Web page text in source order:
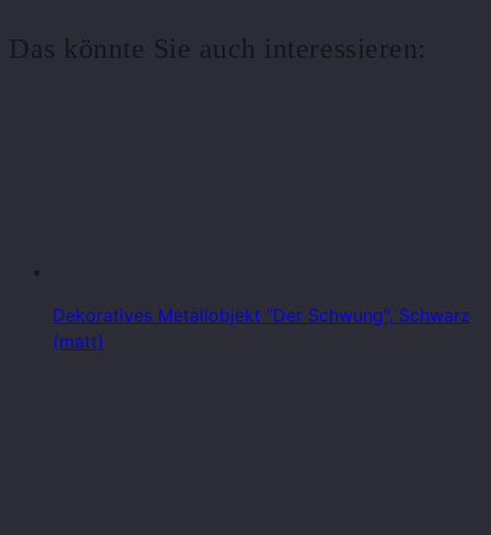
Das könnte Sie auch interessieren:
Dekoratives Metallobjekt "Der Schwung", Schwarz
(matt)